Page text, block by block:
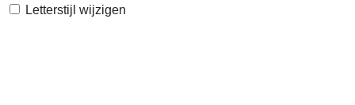
Letterstijl wijzigen